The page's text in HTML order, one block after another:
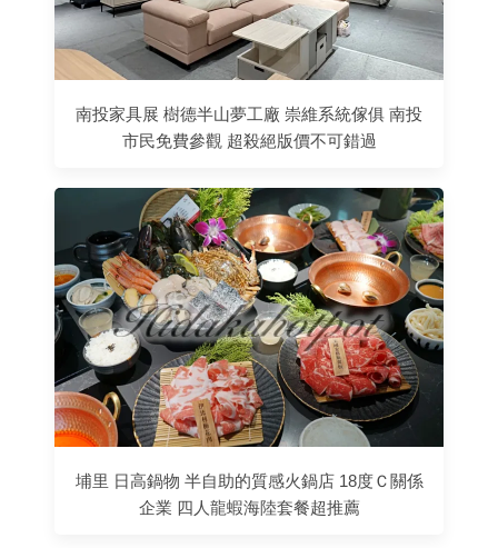
南投家具展 樹德半山夢工廠 崇維系統傢俱 南投
市民免費參觀 超殺絕版價不可錯過
埔里 日高鍋物 半自助的質感火鍋店 18度Ｃ關係
企業 四人龍蝦海陸套餐超推薦